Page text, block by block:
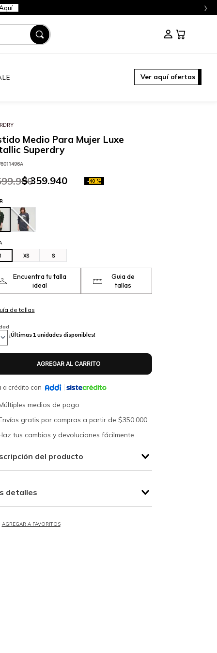
›
Ver aquí ofertas
Medio Para Mujer Luxe
Superdry
.900
$ 359.940 -40 %
XS S
Encuentra tu talla
ideal
Guia de
tallas
¡Últimas 1 unidades disponibles!
a crédito con
medios de pago
gratis por compras a partir de $350.000
tus cambios y devoluciones fácilmente
del producto
detalles